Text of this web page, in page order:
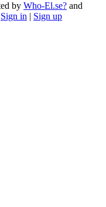
by Who-El.se? and
Sign in | Sign up